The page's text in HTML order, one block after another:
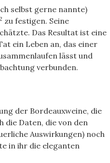
selbst gerne nannte)
2 zu festigen. Seine
Das Resultat ist eine
ein Leben an, das einer
lässt und
verbunden.
der Bordeauxweine, die
die Daten, die von den
Auswirkungen) noch
in ihr die eleganten